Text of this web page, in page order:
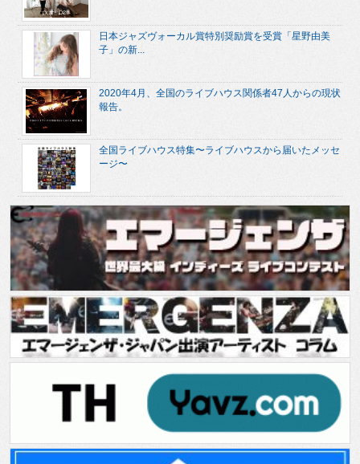
日本ジャズヴォーカル賞特別奨励賞を受賞「星野由美
子」の新...
2020年4月、全国のライブハウス関係者47人からの現状
報告。
全国ライブハウス特集〜ライブハウスから届いたメッセ
ージ〜